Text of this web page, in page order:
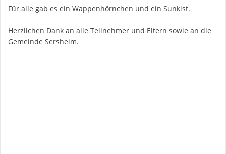
Für alle gab es ein Wappenhörnchen und ein Sunkist.
Herzlichen Dank an alle Teilnehmer und Eltern sowie an die
Gemeinde Sersheim.